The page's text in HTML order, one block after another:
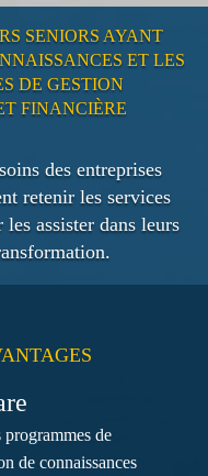
SENIORS AYANT
ET LES
DE GESTION
FINANCIÈRE
des entreprises
retenir les services
assister dans leurs
de
de connaissances